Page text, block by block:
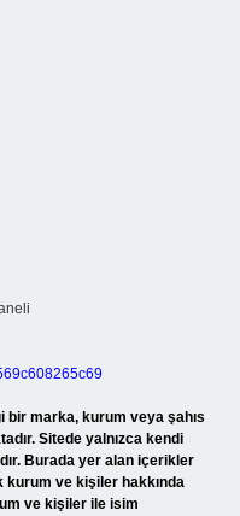
bir marka, kurum veya şahıs
Sitede yalnızca kendi
Burada yer alan içerikler
kurum ve kişiler hakkında
ve kişiler ile isim